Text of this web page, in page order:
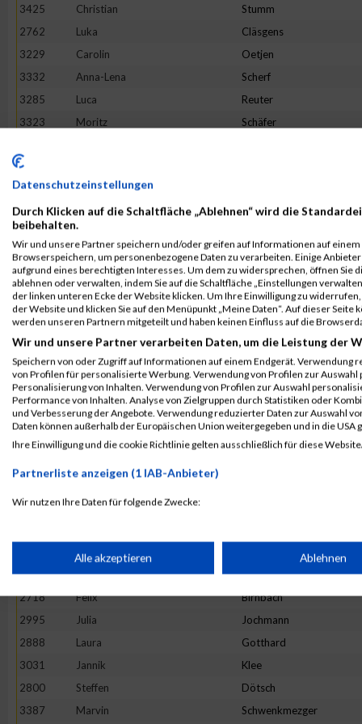
3425
Christian Stumm
2762
Luka Cläsgens
3229
Carolin Oetjen
3332
Anna-Lena Scherf
3285
Luca Reuter
3323
Moritz Schäfer
2850
3513
Petra
3256
Louis Pohle
3465
Maurice Voss
3392
Sonja Siebenborn
3270
Marike Reger
3149
Mario Martini
2656
Mischka Anastasini
3328
Fabian Scheel
2879
Eva Gleis
2897
Lara Grinzoff
2934
Claudius Helf
2676
Ellen
Sascha
3111
Kai Leibisch
2718
Felix Birnbach
2995
Julia Jochmann
2888
Laura Gotthard
3031
Jannik Klee
2800
Steffen Dötsch
3387
Marvin Schwenkmezger
Datenschutzeinstellungen
Durch Klicken auf die Schaltfläche „Ablehnen“ wird die
beibehalten.
Wir und unsere Partner speichern und/oder greifen auf Informationen auf einem
Browserspeichern, um personenbezogene Daten zu verarbeiten. Einige
aufgrund eines berechtigten Interesses. Um dem zu widersprechen, öffnen Sie
ablehnen oder verwalten, indem Sie auf die Schaltfläche „Einstellungen
der linken unteren Ecke der Website klicken. Um Ihre Einwilligung zu
der Website und klicken Sie auf den Menüpunkt „Meine Daten“. Auf dieser
werden unseren Partnern mitgeteilt und haben keinen Einfluss auf die
Wir und unsere Partner verarbeiten Daten, um die Leistung der
Speichern von oder Zugriff auf Informationen auf einem Endgerät. Verwendung
von Profilen für personalisierte Werbung. Verwendung von Profilen zur
Personalisierung von Inhalten. Verwendung von Profilen zur Auswahl
Performance von Inhalten. Analyse von Zielgruppen durch Statistiken oder
und Verbesserung der Angebote. Verwendung reduzierter Daten zur Auswahl
Daten können außerhalb der Europäischen Union weitergegeben und in die USA
Ihre Einwilligung und die cookie Richtlinie gelten ausschließlich für diese
Partnerliste anzeigen (1 IAB-Anbieter)
Wir nutzen Ihre Daten für folgende Zwecke:
Speichern von oder Zugriff auf Informationen auf einem
Verwendung reduzierter Daten zur Auswahl von Werbeanzeigen
Verwendung von Profilen zur Auswahl personalisierter Werbung
Alle akzeptieren Ablehnen